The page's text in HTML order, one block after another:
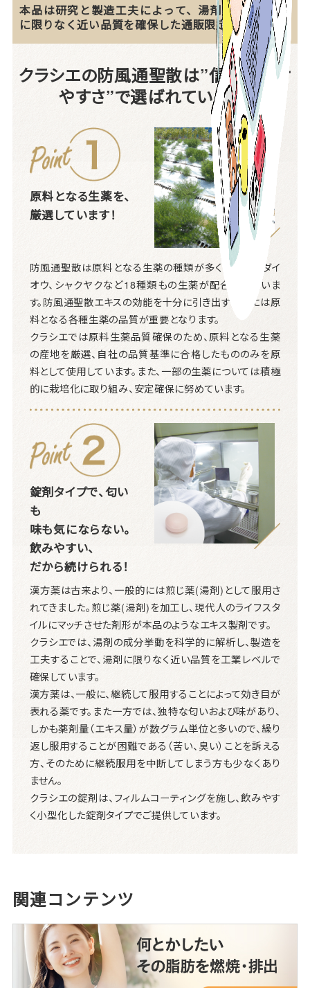
本品は研究と製造工夫によって、湯剤(粉の煎じ薬)
に限りなく近い品質を確保した通販限定商品
クラシエの防風通聖散は”信頼と続け
やすさ”で選ばれています。
原料となる生薬を、
厳選しています！
防風通聖散は原料となる生薬の種類が多く、トウキ、ダイ
オウ、シャクヤクなど18種類もの生薬が配合されていま
す。防風通聖散エキスの効能を十分に引き出すためには原
料となる各種生薬の品質が重要となります。
クラシエでは原料生薬品質確保のため、原料となる生薬
の産地を厳選、自社の品質基準に合格したもののみを原
料として使用しています。また、一部の生薬については積極
的に栽培化に取り組み、安定確保に努めています。
錠剤タイプで、匂い
も
味も気にならない。
飲みやすい、
だから続けられる！
漢方薬は古来より、一般的には煎じ薬(湯剤)として服用さ
れてきました。煎じ薬(湯剤)を加工し、現代人のライフスタ
イルにマッチさせた剤形が本品のようなエキス製剤です。
クラシエでは、湯剤の成分挙動を科学的に解析し、製造を
工夫することで、湯剤に限りなく近い品質を工業レベルで
確保しています。
漢方薬は、一般に、継続して服用することによって効き目が
表れる薬です。また一方では、独特な匂いおよび味があり、
しかも薬剤量（エキス量）が数グラム単位と多いので、繰り
返し服用することが困難である（苦い、臭い）ことを訴える
方、そのために継続服用を中断してしまう方も少なくあり
ません。
クラシエの錠剤は、フィルムコーティングを施し、飲みやす
く小型化した錠剤タイプでご提供しています。
関連コンテンツ